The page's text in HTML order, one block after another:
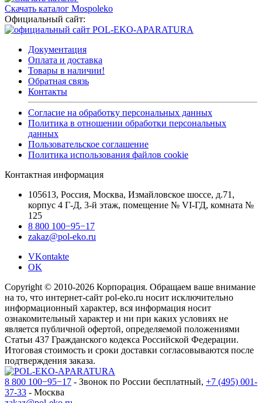
Скачать каталог Mospoleko
Официальный сайт:
Документация
Оплата и доставка
Товары в наличии!
Обратная связь
Контакты
Согласие на обработку персональных данных
Политика в отношении обработки персональных
данных
Пользовательское соглашение
Политика использования файлов cookie
Контактная информация
105613, Россия, Москва, Измайловское шоссе, д.71,
корпус 4 Г-Д, 3-й этаж, помещение № VI-ГД, комната №
125
8 800 100−95−17
zakaz@pol-eko.ru
VKontakte
OK
Copyright © 2010-2026 Корпорация. Обращаем ваше внимание
на то, что интернет-сайт pol-eko.ru носит исключительно
информационный характер, вся информация носит
ознакомительный характер и ни при каких условиях не
является публичной офертой, определяемой положениями
Статьи 437 Гражданского кодекса Российской Федерации.
Итоговая стоимость и сроки доставки согласовываются после
подтверждения заказа.
8 800 100−95−17 - Звонок по России бесплатный, +7 (495) 001-
37-33 - Москва